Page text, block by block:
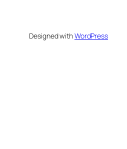
Designed withWordPress